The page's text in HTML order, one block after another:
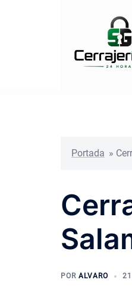
Portada »
POR ALVARO